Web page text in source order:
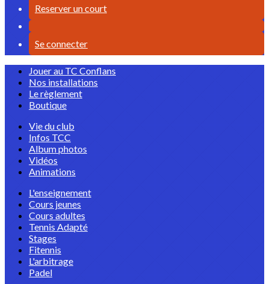
Reserver un court
Se connecter
Jouer au TC Conflans
Nos installations
Le règlement
Boutique
Vie du club
Infos TCC
Album photos
Vidéos
Animations
L'enseignement
Cours jeunes
Cours adultes
Tennis Adapté
Stages
Fitennis
L'arbitrage
Padel